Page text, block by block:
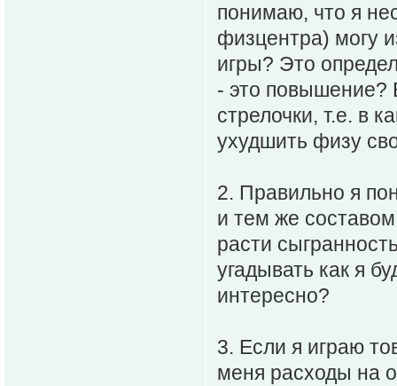
понимаю, что я
физцентра) могу
игры? Это
- это повышение?
стрелочки, т.е. в
ухудшить физу
2. Правильно я
и тем же
расти
угадывать как я
интересно?
3. Если я играю
меня расходы на